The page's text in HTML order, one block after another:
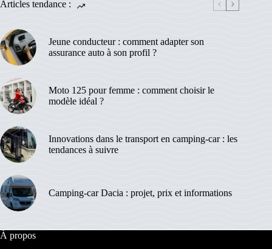
Articles tendance :
Jeune conducteur : comment adapter son
assurance auto à son profil ?
Moto 125 pour femme : comment choisir le
modèle idéal ?
Innovations dans le transport en camping-car : les
tendances à suivre
Camping-car Dacia : projet, prix et informations
À propos